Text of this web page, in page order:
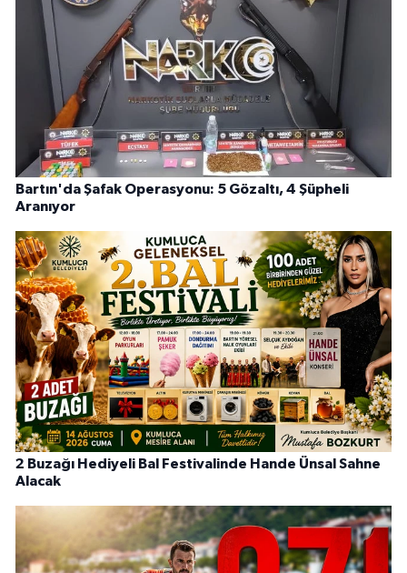
Bartın'da Şafak Operasyonu: 5 Gözaltı, 4 Şüpheli
Aranıyor
2 Buzağı Hediyeli Bal Festivalinde Hande Ünsal Sahne
Alacak